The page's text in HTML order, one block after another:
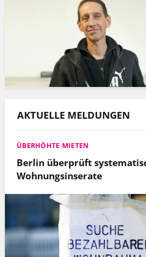
AKTUELLE MELDUNGEN
ÜBERHÖHTE MIETEN
Berlin überprüft
Wohnungsinserate